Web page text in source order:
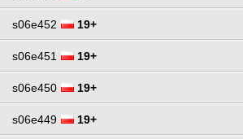
s06e452 19+
s06e451 19+
s06e450 19+
s06e449 19+